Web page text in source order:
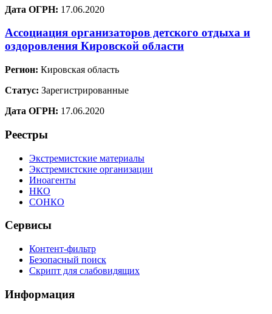
Дата ОГРН: 17.06.2020
Ассоциация организаторов детского отдыха и
оздоровления Кировской области
Регион: Кировская область
Статус: Зарегистрированные
Дата ОГРН: 17.06.2020
Реестры
Экстремистские материалы
Экстремистские организации
Иноагенты
НКО
СОНКО
Сервисы
Контент-фильтр
Безопасный поиск
Скрипт для слабовидящих
Информация